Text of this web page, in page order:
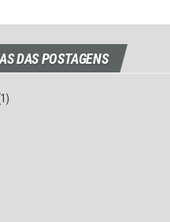
DAS POSTAGENS